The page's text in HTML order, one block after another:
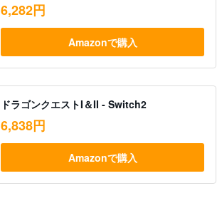
6,282円
Amazonで購入
ドラゴンクエストI＆II - Switch2
6,838円
Amazonで購入